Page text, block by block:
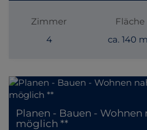
Zimmer
4
Fläche
ca. 140
Planen - Bauen - Wohnen
möglich **